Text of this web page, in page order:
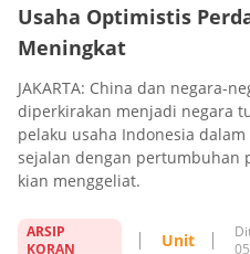
Usaha Optimistis
Meningkat
JAKARTA: China dan negara-
diperkirakan menjadi negara
pelaku usaha Indonesia
sejalan dengan pertumbuhan
kian menggeliat.
ARSIP
KORAN
Unit